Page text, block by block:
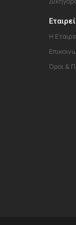
Η
Όροι &